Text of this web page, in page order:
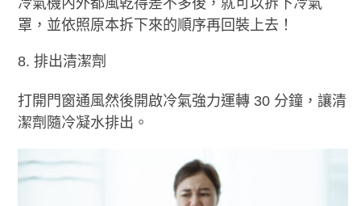
冷氣機內外都風乾得差不多後，就可以拆下冷氣
罩，並依照原本拆下來的順序再回裝上去！
排出清潔劑
打開門窗通風然後開啟冷氣強力運轉 30 分鐘，讓清
潔劑隨冷凝水排出。